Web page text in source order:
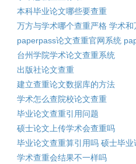
本科毕业论文哪些要查重
万方与学术哪个查重严格 学术和
paperpass论文查重官网系统
台州学院学术论文查重系统
出版社论文查重
建立查重论文数据库的方法
学术怎么查院校论文查重
毕业论文查重引用问题
硕士论文上传学术会查重吗
毕业论文查重算引用吗 硕士毕
学术查重会结果不一样吗